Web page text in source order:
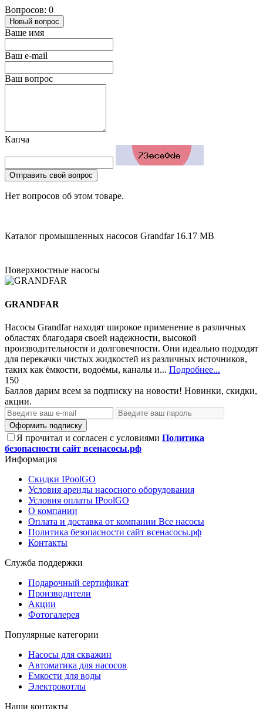
Вопросов: 0
Новый вопрос
Ваше имя
Ваш e-mail
Ваш вопрос
Капча
Отправить свой вопрос
Нет вопросов об этом товаре.
Каталог промышленных насосов Grandfar 16.17 MB
Поверхностные насосы
GRANDFAR
Насосы Grandfar находят широкое применение в различных
областях благодаря своей надежности, высокой
производительности и долговечности. Они идеально подходят
для перекачки чистых жидкостей из различных источников,
таких как ёмкости, водоёмы, каналы и... Подробнее...
150
Баллов дарим всем за подписку на новости! Новинки, скидки,
акции.
Оформить подписку
Я прочитал и согласен с условиями Политика
безопасности сайт всенасосы.рф
Информация
Скидки IPoolGO
Условия аренды насосного оборудования
Условия оплаты IPoolGO
О компании
Оплата и доставка от компании Все насосы
Политика безопасности сайт всенасосы.рф
Контакты
Служба поддержки
Подарочный сертификат
Производители
Акции
Фотогалерея
Популярные категории
Насосы для скважин
Автоматика для насосов
Емкости для воды
Электрокотлы
Наши контакты